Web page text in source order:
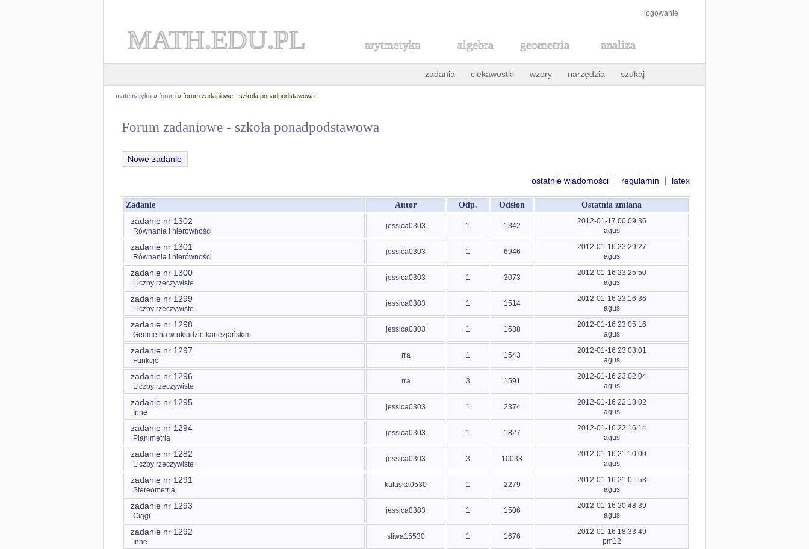
logowanie
MATH.EDU.PL arytmetyka algebra geometria analiza
zadania ciekawostki wzory narzędzia szukaj
matematyka » forum » forum zadaniowe - szkoła ponadpodstawowa
Forum zadaniowe - szkoła ponadpodstawowa
Nowe zadanie
ostatnie wiadomości | regulamin | latex
Zadanie Autor Odp. Odsłon Ostatnia zmiana
zadanie nr 1302
Równania i nierówności
jessica0303 1 1342
2012-01-17 00:09:36
agus
zadanie nr 1301
Równania i nierówności
jessica0303 1 6946
2012-01-16 23:29:27
agus
zadanie nr 1300
Liczby rzeczywiste
jessica0303 1 3073
2012-01-16 23:25:50
agus
zadanie nr 1299
Liczby rzeczywiste
jessica0303 1 1514
2012-01-16 23:16:36
agus
zadanie nr 1298
Geometria w układzie kartezjańskim
jessica0303 1 1538
2012-01-16 23:05:16
agus
zadanie nr 1297
Funkcje
rra 1 1543
2012-01-16 23:03:01
agus
zadanie nr 1296
Liczby rzeczywiste
rra 3 1591
2012-01-16 23:02:04
agus
zadanie nr 1295
Inne
jessica0303 1 2374
2012-01-16 22:18:02
agus
zadanie nr 1294
Planimetria
jessica0303 1 1827
2012-01-16 22:16:14
agus
zadanie nr 1282
Liczby rzeczywiste
jessica0303 3 10033
2012-01-16 21:10:00
agus
zadanie nr 1291
Stereometria
kaluska0530 1 2279
2012-01-16 21:01:53
agus
zadanie nr 1293
Ciągi
jessica0303 1 1506
2012-01-16 20:48:39
agus
zadanie nr 1292
Inne
sliwa15530 1 1676
2012-01-16 18:33:49
pm12